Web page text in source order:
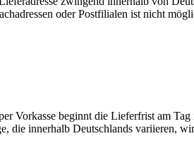
oder Postfilialen ist nicht
Vorkasse beginnt die Lieferfrist am
die innerhalb Deutschlands variieren,